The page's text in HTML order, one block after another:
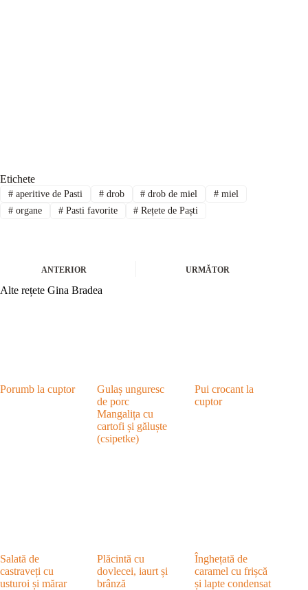
Etichete
#aperitive de Pasti #drob # drob de miel # miel
#organe #Pasti favorite # Rețete de Paști
ANTERIOR URMĂTOR
Alte rețete Gina Bradea
Porumb la cuptor
Gulaș unguresc
de porc
Mangalița cu
cartofi și găluște
(csipetke)
Pui crocant la
cuptor
Salată de
castraveți cu
usturoi și mărar
Plăcintă cu
dovlecei, iaurt și
brânză
Înghețată de
caramel cu frișcă
și lapte condensat